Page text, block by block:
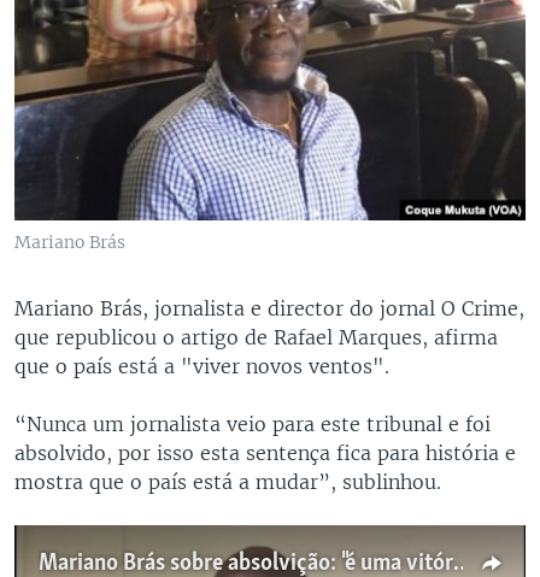
Mariano Brás
Mariano Brás, jornalista e director do jornal O Crime,
que republicou o artigo de Rafael Marques, afirma
que o país está a "viver novos ventos".
“Nunca um jornalista veio para este tribunal e foi
absolvido, por isso esta sentença fica para história e
mostra que o país está a mudar”, sublinhou.
Mariano Brás sobre absolvição: "é uma vitória histórica para o jornalismo responsável"